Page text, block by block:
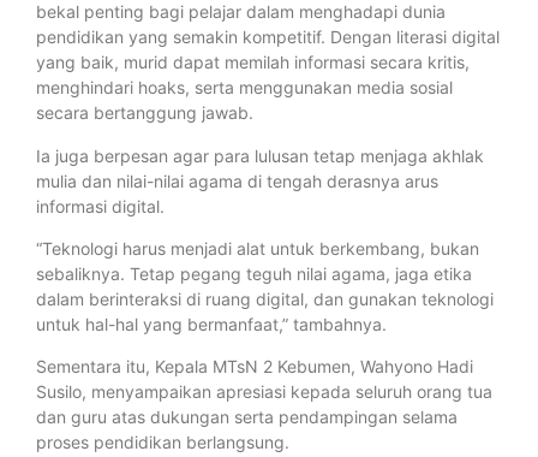
bekal penting bagi pelajar dalam menghadapi dunia
pendidikan yang semakin kompetitif. Dengan literasi digital
yang baik, murid dapat memilah informasi secara kritis,
menghindari hoaks, serta menggunakan media sosial
secara bertanggung jawab.
Ia juga berpesan agar para lulusan tetap menjaga akhlak
mulia dan nilai-nilai agama di tengah derasnya arus
informasi digital.
“Teknologi harus menjadi alat untuk berkembang, bukan
sebaliknya. Tetap pegang teguh nilai agama, jaga etika
dalam berinteraksi di ruang digital, dan gunakan teknologi
untuk hal-hal yang bermanfaat,” tambahnya.
Sementara itu, Kepala MTsN 2 Kebumen, Wahyono Hadi
Susilo, menyampaikan apresiasi kepada seluruh orang tua
dan guru atas dukungan serta pendampingan selama
proses pendidikan berlangsung.